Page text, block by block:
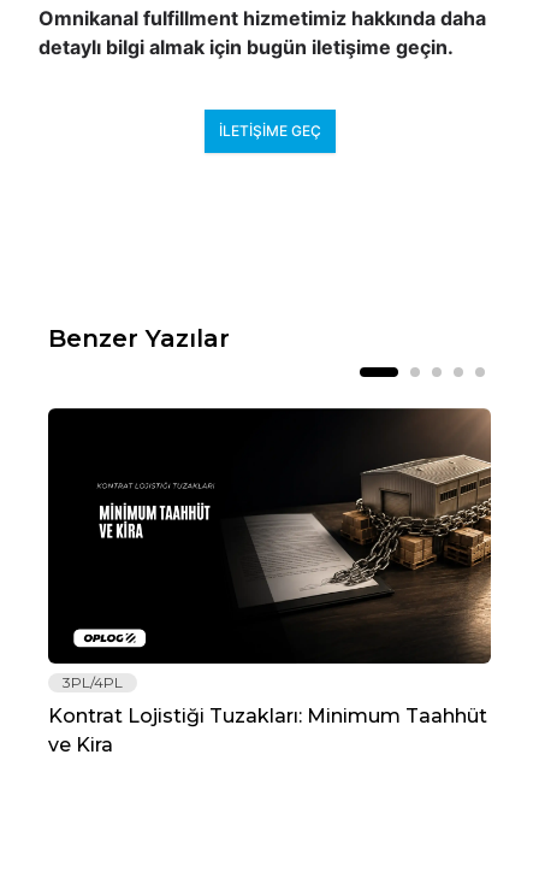
Omnikanal fulfillment hizmetimiz hakkında daha
detaylı bilgi almak için bugün iletişime geçin.
İLETIŞIME GEÇ
Benzer Yazılar
3PL/4PL
Kontrat Lojistiği Tuzakları: Minimum Taahhüt
ve Kira